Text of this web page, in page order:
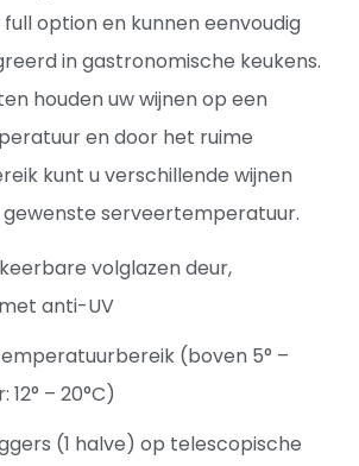
full option en kunnen eenvoudig
in gastronomische keukens.
houden uw wijnen op een
en door het ruime
kunt u verschillende wijnen
serveertemperatuur.
volglazen deur,
anti-UV
(boven 5° –
12° – 20°C)
(1 halve) op telescopische